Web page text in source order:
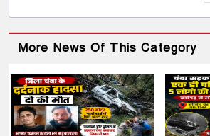
More News Of This Category